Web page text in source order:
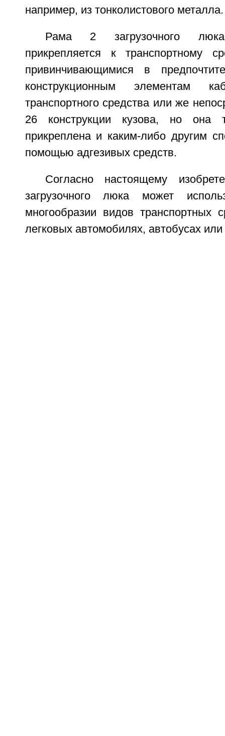
например, из тонколистового металла.
Рама 2 загрузочного люка
прикрепляется к транспортному
привинчивающимися в
конструкционным элементам
транспортного средства или же
26 конструкции кузова, но она
прикреплена и каким-либо другим
помощью адгезивых средств.
Согласно настоящему
загрузочного люка может
многообразии видов транспортных
легковых автомобилях, автобусах или